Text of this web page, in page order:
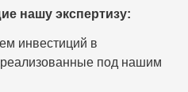
нашу экспертизу:
инвестиций в
под нашим